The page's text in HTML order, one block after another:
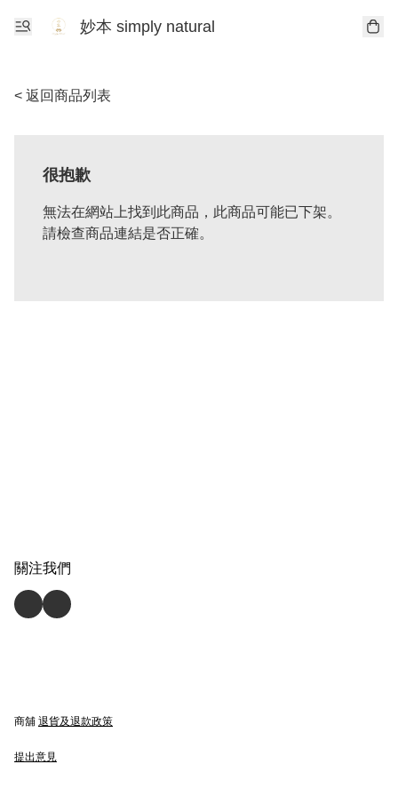
妙本 simply natural
< 返回商品列表
很抱歉
無法在網站上找到此商品，此商品可能已下架。
請檢查商品連結是否正確。
關注我們
商舖 退貨及退款政策
提出意見